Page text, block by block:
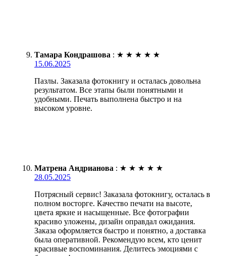
Тамара Кондрашова : ★ ★ ★ ★ ★
15.06.2025
Пазлы. Заказала фотокнигу и осталась довольна
результатом. Все этапы были понятными и
удобными. Печать выполнена быстро и на
высоком уровне.
Матрена Андрианова : ★ ★ ★ ★ ★
28.05.2025
Потрясный сервис! Заказала фотокнигу, осталась в
полном восторге. Качество печати на высоте,
цвета яркие и насыщенные. Все фотографии
красиво уложены, дизайн оправдал ожидания.
Заказа оформляется быстро и понятно, а доставка
была оперативной. Рекомендую всем, кто ценит
красивые воспоминания. Делитесь эмоциями с